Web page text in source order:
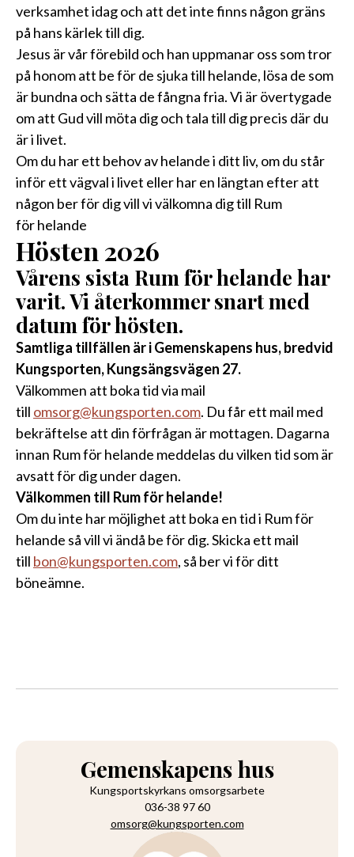
verksamhet idag och att det inte finns någon gräns
på hans kärlek till dig.
Jesus är vår förebild och han uppmanar oss som tror
på honom att be för de sjuka till helande, lösa de som
är bundna och sätta de fångna fria. Vi är övertygade
om att Gud vill möta dig och tala till dig precis där du
är i livet.
Om du har ett behov av helande i ditt liv, om du står
inför ett vägval i livet eller har en längtan efter att
någon ber för dig vill vi välkomna dig till Rum
för helande
Hösten 2026
Vårens sista Rum för helande har
varit. Vi återkommer snart med
datum för hösten.
Samtliga tillfällen är i Gemenskapens hus, bredvid
Kungsporten, Kungsängsvägen 27.
Välkommen att boka tid via mail
till omsorg@kungsporten.com. Du får ett mail med
bekräftelse att din förfrågan är mottagen. Dagarna
innan Rum för helande meddelas du vilken tid som är
avsatt för dig under dagen.
Välkommen till Rum för helande!
Om du inte har möjlighet att boka en tid i Rum för
helande så vill vi ändå be för dig. Skicka ett mail
till bon@kungsporten.com, så ber vi för ditt
böneämne.
Gemenskapens hus
Kungsportskyrkans omsorgsarbete
036-38 97 60
omsorg@kungsporten.com